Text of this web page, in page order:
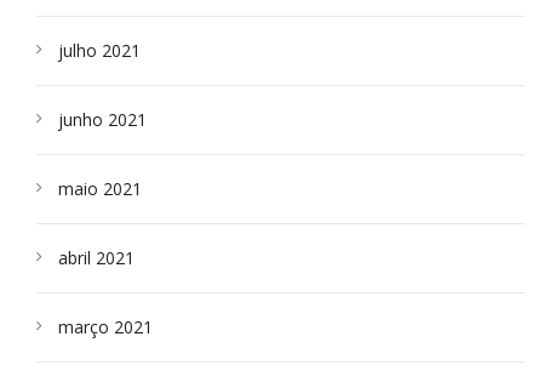
julho 2021
junho 2021
maio 2021
abril 2021
março 2021